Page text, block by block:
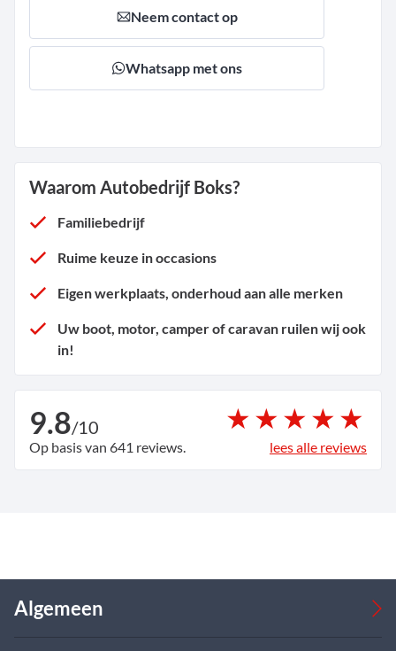
Neem contact op
Whatsapp met ons
Waarom Autobedrijf Boks?
Familiebedrijf
Ruime keuze in occasions
Eigen werkplaats, onderhoud aan alle merken
Uw boot, motor, camper of caravan ruilen wij ook
in!
9.8/10
Op basis van 641 reviews. lees alle reviews
Algemeen